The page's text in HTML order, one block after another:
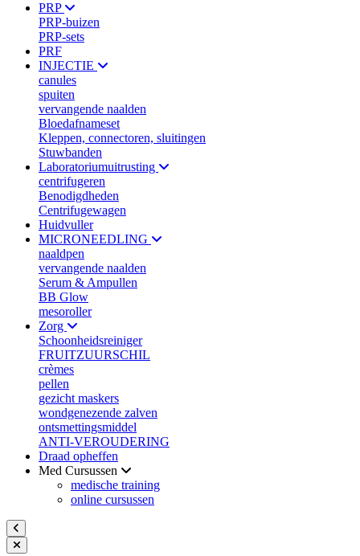
PRP
PRP-buizen
PRP-sets
PRF
INJECTIE
canules
spuiten
vervangende naalden
Bloedafnameset
Kleppen, connectoren, sluitingen
Stuwbanden
Laboratoriumuitrusting
centrifugeren
Benodigdheden
Centrifugewagen
Huidvuller
MICRONEEDLING
naaldpen
vervangende naalden
Serum & Ampullen
BB Glow
mesoroller
Zorg
Schoonheidsreiniger
FRUITZUURSCHIL
crèmes
pellen
gezicht maskers
wondgenezende zalven
ontsmettingsmiddel
ANTI-VEROUDERING
Draad opheffen
Med Cursussen
medische training
online cursussen